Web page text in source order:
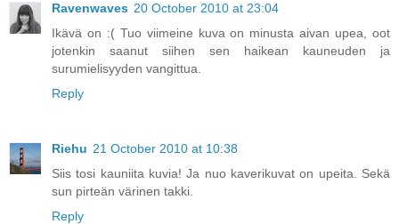
Ravenwaves 20 October 2010 at 23:04
Ikävä on :( Tuo viimeine kuva on minusta aivan upea, oot
jotenkin saanut siihen sen haikean kauneuden ja
surumielisyyden vangittua.
Reply
Riehu 21 October 2010 at 10:38
Siis tosi kauniita kuvia! Ja nuo kaverikuvat on upeita. Sekä
sun pirteän värinen takki.
Reply